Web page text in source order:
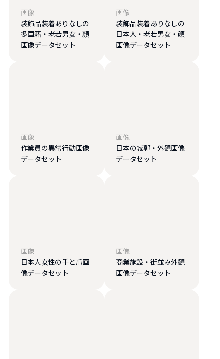
画像
装飾品装着ありなしの
多国籍・老若男女・顔
画像データセット
画像
装飾品装着ありなしの
日本人・老若男女・顔
画像データセット
画像
作業員の異常行動画像
データセット
画像
日本の城郭・外観画像
データセット
画像
日本人女性の手と爪画
像データセット
画像
商業施設・街並み外観
画像データセット